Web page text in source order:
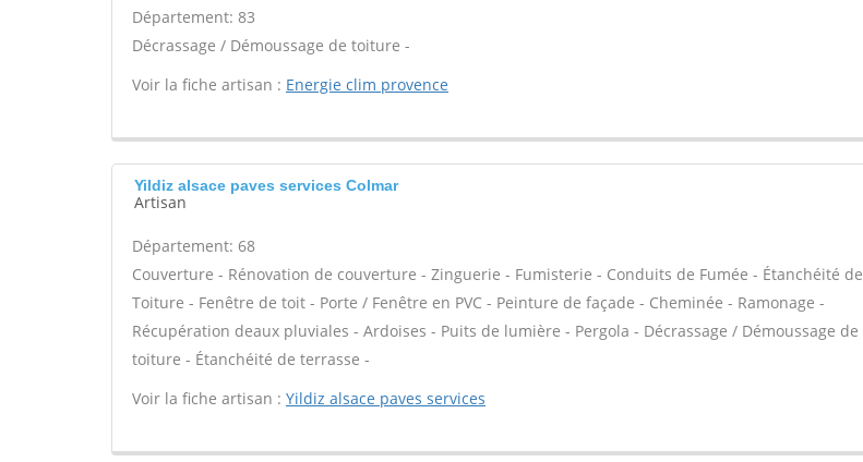
Département: 83
Décrassage / Démoussage de toiture -
Voir la fiche artisan : Energie clim provence
Yildiz alsace paves services Colmar
Artisan
Département: 68
Couverture - Rénovation de couverture - Zinguerie - Fumisterie - Conduits de Fumée - Étanchéité de
Toiture - Fenêtre de toit - Porte / Fenêtre en PVC - Peinture de façade - Cheminée - Ramonage -
Récupération deaux pluviales - Ardoises - Puits de lumière - Pergola - Décrassage / Démoussage de
toiture - Étanchéité de terrasse -
Voir la fiche artisan : Yildiz alsace paves services